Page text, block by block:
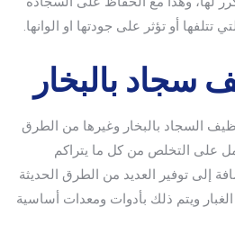
تتلفها أو تؤثر على جودتها او الوانها.
سجاد بالبخار
السجاد بالبخار وغيرها من الطرق
على التخلص من كل ما يتراكم
إلى توفير العديد من الطرق الحديثة
ويتم ذلك بأدوات ومعدات أساسية